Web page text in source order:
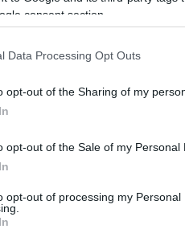
consent section.
Data Processing Opt Outs
opt-out of the Sharing of my
opt-out of the Sale of my Personal
opt-out of processing my Personal
borította
reggel a Szolnok és
vasútvonalon
azoknak
–
Akik
azok